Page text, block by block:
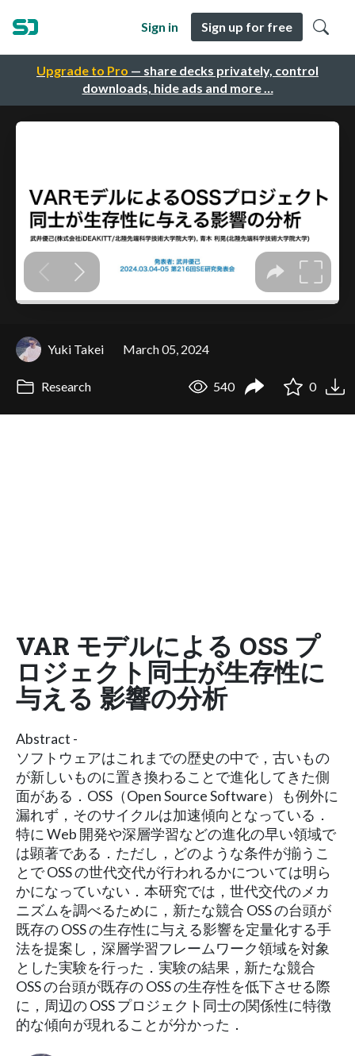
Upgrade to Pro — share decks privately, control
downloads, hide ads and more …
Sign in Sign up for free
Yuki Takei March 05, 2024
Research 540 0
VAR モデルによる OSS プ
ロジェクト同士が生存性に
与える 影響の分析
Abstract -
ソフトウェアはこれまでの歴史の中で，古いもの
が新しいものに置き換わることで進化してきた側
面がある．OSS（Open Source Software）も例外に
漏れず，そのサイクルは加速傾向となっている．
特に Web 開発や深層学習などの進化の早い領域で
は顕著である．ただし，どのような条件が揃うこ
とで OSS の世代交代が行われるかについては明ら
かになっていない．本研究では，世代交代のメカ
ニズムを調べるために，新たな競合 OSS の台頭が
既存の OSS の生存性に与える影響を定量化する手
法を提案し，深層学習フレームワーク領域を対象
とした実験を行った．実験の結果，新たな競合
OSS の台頭が既存の OSS の生存性を低下させる際
に，周辺の OSS プロジェクト同士の関係性に特徴
的な傾向が現れることが分かった．